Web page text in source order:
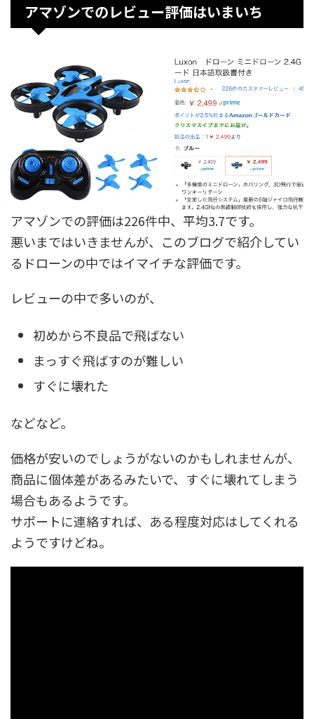
アマゾンでのレビュー評価はいまいち
アマゾンでの評価は226件中、平均3.7です。
悪いまではいきませんが、このブログで紹介してい
るドローンの中ではイマイチな評価です。
レビューの中で多いのが、
初めから不良品で飛ばない
まっすぐ飛ばすのが難しい
すぐに壊れた
などなど。
価格が安いのでしょうがないのかもしれませんが、
商品に個体差があるみたいで、すぐに壊れてしまう
場合もあるようです。
サポートに連絡すれば、ある程度対応はしてくれる
ようですけどね。